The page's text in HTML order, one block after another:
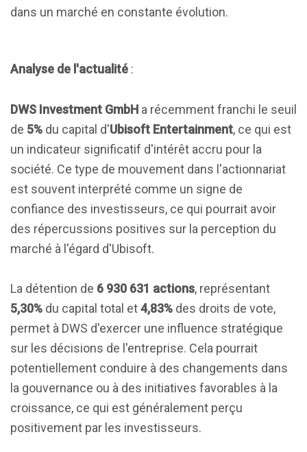
dans un marché en constante évolution.
Analyse de l'actualité :
DWS Investment GmbH a récemment franchi le seuil
de 5% du capital d'Ubisoft Entertainment, ce qui est
un indicateur significatif d'intérêt accru pour la
société. Ce type de mouvement dans l'actionnariat
est souvent interprété comme un signe de
confiance des investisseurs, ce qui pourrait avoir
des répercussions positives sur la perception du
marché à l'égard d'Ubisoft.
La détention de 6 930 631 actions, représentant
5,30% du capital total et4,83% des droits de vote,
permet à DWS d'exercer une influence stratégique
sur les décisions de l'entreprise. Cela pourrait
potentiellement conduire à des changements dans
la gouvernance ou à des initiatives favorables à la
croissance, ce qui est généralement perçu
positivement par les investisseurs.